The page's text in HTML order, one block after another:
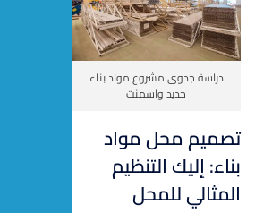
دراسة جدوى مشروع مواد بناء
حديد واسمنت
تصميم محل مواد
بناء: إليك التنظيم
المثالي للمحل